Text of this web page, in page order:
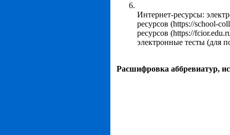
Интернет-ресурсы:
ресурсов (https://school-
ресурсов (https://
электронные тесты (для
Расшифровка аббревиатур,